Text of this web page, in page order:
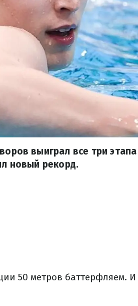
выиграл все три
новый рекорд.
50 метров баттерфляем.